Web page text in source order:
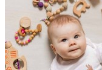
Aperçu rapide
Blanc Noir Bleu foncé